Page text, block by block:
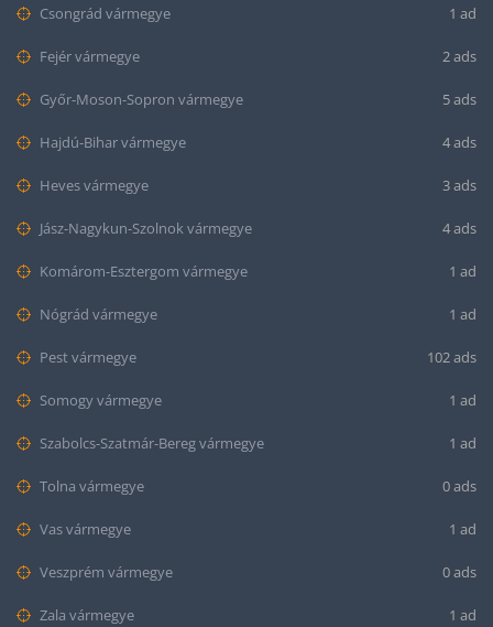
Csongrád vármegye 1 ad
Fejér vármegye 2 ads
Győr-Moson-Sopron vármegye 5 ads
Hajdú-Bihar vármegye 4 ads
Heves vármegye 3 ads
Jász-Nagykun-Szolnok vármegye 4 ads
Komárom-Esztergom vármegye 1 ad
Nógrád vármegye 1 ad
Pest vármegye 102 ads
Somogy vármegye 1 ad
Szabolcs-Szatmár-Bereg vármegye 1 ad
Tolna vármegye 0 ads
Vas vármegye 1 ad
Veszprém vármegye 0 ads
Zala vármegye 1 ad